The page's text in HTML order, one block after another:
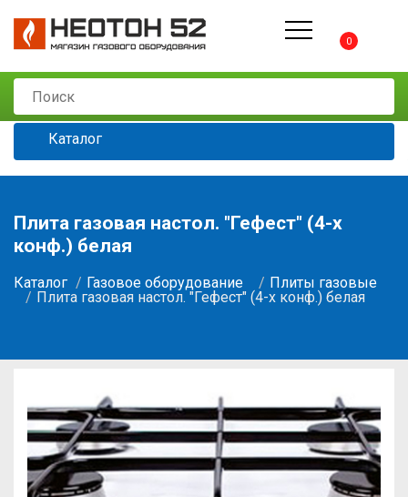
0
Каталог
Плита газовая настол. "Гефест" (4-х
конф.) белая
Каталог Газовое оборудование
Плиты газовые
Плита газовая настол. "Гефест" (4-х конф.) белая